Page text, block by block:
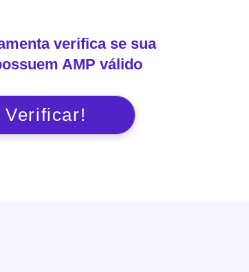
verifica se sua
AMP válido
Verificar!